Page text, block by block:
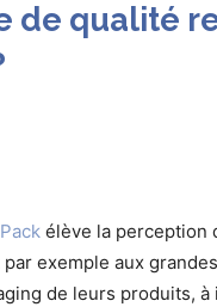
de qualité
élève la perception
exemple aux
de leurs produits, à